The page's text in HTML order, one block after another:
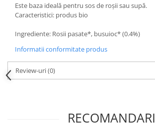
Este baza ideală pentru sos de roșii sau supă.
Caracteristici: produs bio
Ingrediente: Rosii pasate*, busuioc* (0.4%)
Informatii conformitate produs
Review-uri(0)
RECOMANDARI